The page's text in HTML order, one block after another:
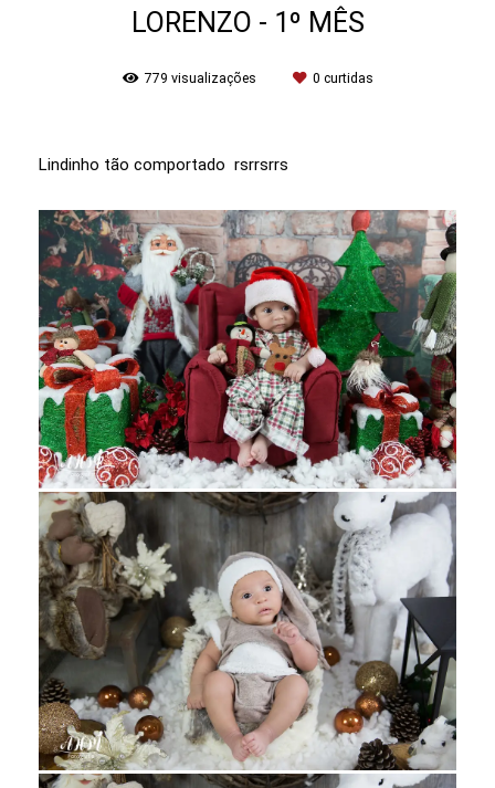
LORENZO - 1º MÊS
779 visualizações 0 curtidas
Lindinho tão comportado rsrrsrrs